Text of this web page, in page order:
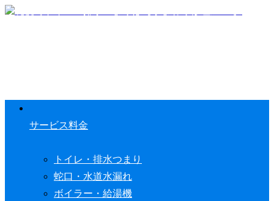
サービス料金
トイレ・排水つまり
蛇口・水道水漏れ
ボイラー・給湯機